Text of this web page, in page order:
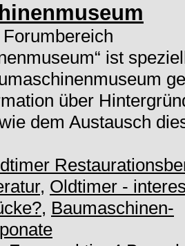
ist
über
dem Austausch
, Oldtimer -
, Baumaschinen-